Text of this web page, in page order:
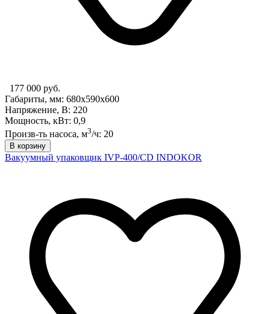
177 000 руб.
Габариты, мм: 680x590x600
Напряжение, В: 220
Мощность, кВт: 0,9
Произв-ть насоса, м3/ч: 20
В корзину
Вакуумный упаковщик IVP-400/CD INDOKOR